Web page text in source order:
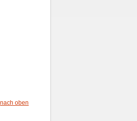
nach oben